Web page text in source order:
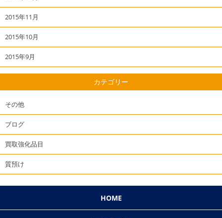
2015年11月
2015年10月
2015年9月
カテゴリー
その他
ブログ
買取強化品目
質預け
HOME